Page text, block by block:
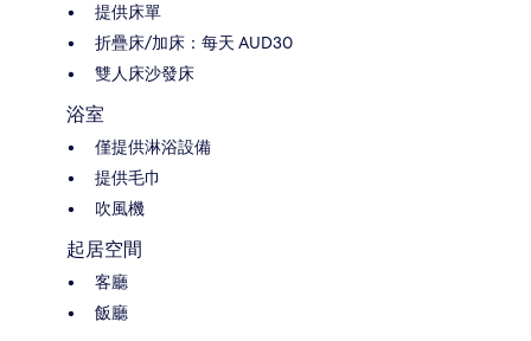
提供床單
折疊床/加床：每天 AUD30
雙人床沙發床
浴室
僅提供淋浴設備
提供毛巾
吹風機
起居空間
客廳
飯廳